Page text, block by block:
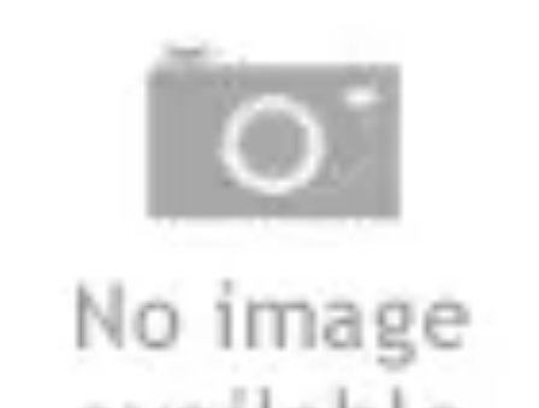
Actividades Sociales
Actividades en Familia